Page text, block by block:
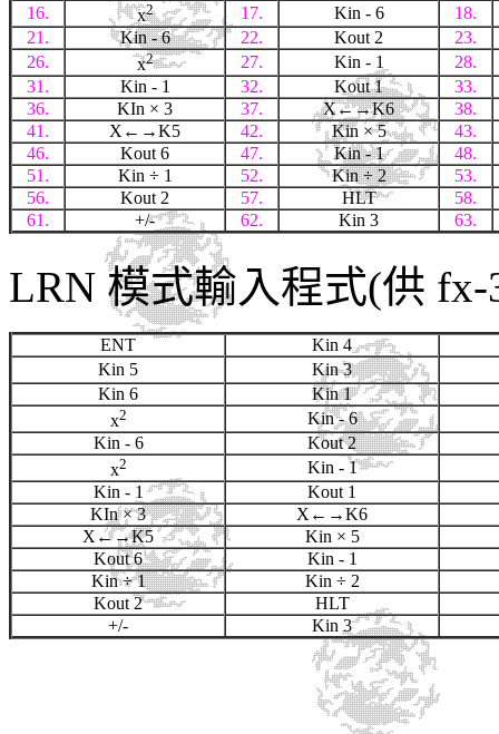
16.
x2 17. Kin - 6
18.
21.
Kin - 6 22. Kout 2
23.
26.
x2 27. Kin - 1
28.
31.
Kin - 1 32. Kout 1
33.
36.
KIn × 3 37. X←→K6
38.
41.
X←→K5 42. Kin × 5
43.
46.
Kout 6 47. Kin - 1
48.
51.
Kin ÷ 1 52. Kin÷ 2
53.
56.
Kout 2 57. HLT
58.
61.
+/- 62. Kin 3 63.
LRN 模式輸入程式(供
ENT
Kin 4
Kin 5
Kin 3
Kin 6
Kin 1
x2
Kin - 6
Kin - 6
Kout 2
x2
Kin - 1
Kin - 1
Kout 1
KIn× 3
X←→K6
X←→K5
Kin × 5
Kout 6
Kin - 1
Kin÷ 1 Kin ÷ 2
Kout 2
HLT
+/-
Kin 3